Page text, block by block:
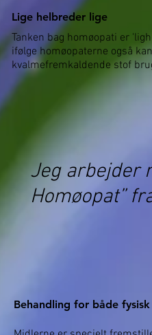
Tanken bag homøopati er
ifølge homøopaterne også
kvalmefremkaldende stof
Lige helbreder lige
Behandling for både
Jeg arbejder
Homøopat”